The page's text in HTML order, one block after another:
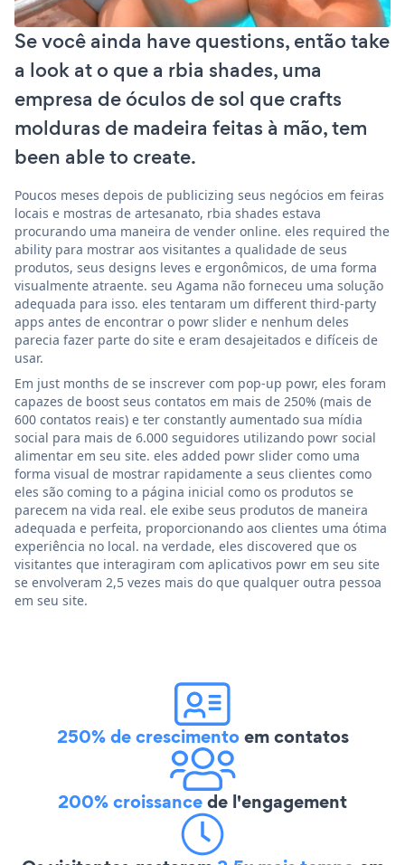
Se você ainda have questions, então take
a look at o que a rbia shades, uma
empresa de óculos de sol que crafts
molduras de madeira feitas à mão, tem
been able to create.
Poucos meses depois de publicizing seus negócios em feiras
locais e mostras de artesanato, rbia shades estava
procurando uma maneira de vender online. eles required the
ability para mostrar aos visitantes a qualidade de seus
produtos, seus designs leves e ergonômicos, de uma forma
visualmente atraente. seu Agama não forneceu uma solução
adequada para isso. eles tentaram um different third-party
apps antes de encontrar o powr slider e nenhum deles
parecia fazer parte do site e eram desajeitados e difíceis de
usar.
Em just months de se inscrever com pop-up powr, eles foram
capazes de boost seus contatos em mais de 250% (mais de
600 contatos reais) e ter constantly aumentado sua mídia
social para mais de 6.000 seguidores utilizando powr social
alimentar em seu site. eles added powr slider como uma
forma visual de mostrar rapidamente a seus clientes como
eles são coming to a página inicial como os produtos se
parecem na vida real. ele exibe seus produtos de maneira
adequada e perfeita, proporcionando aos clientes uma ótima
experiência no local. na verdade, eles discovered que os
visitantes que interagiram com aplicativos powr em seu site
se envolveram 2,5 vezes mais do que qualquer outra pessoa
em seu site.
250% de crescimentoem contatos
200% croissancede l'engagement